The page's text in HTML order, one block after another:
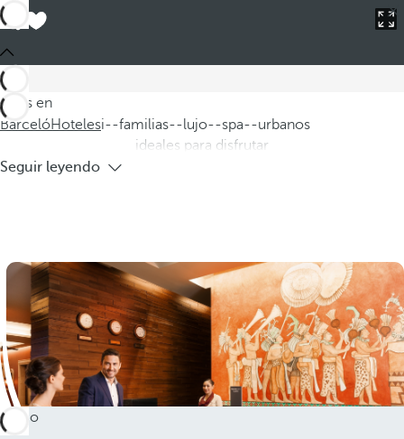
Estás en
BarcelóHotelesi--familias--lujo--spa--urbanos
Hoteles para familias de lujo con spa
donde cada detalle está diseñado para ofrecer una
experiencia inolvidable. Estos alojamientos familiares son
ideales para disfrutar
Seguir leyendo